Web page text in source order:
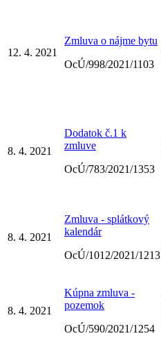
12. 4. 2021
Zmluva o nájme bytu
OcÚ/998/2021/1103
8. 4. 2021
Dodatok č.1 k
zmluve
OcÚ/783/2021/1353
8. 4. 2021
Zmluva - splátkový
kalendár
OcÚ/1012/2021/1213
8. 4. 2021
Kúpna zmluva -
pozemok
OcÚ/590/2021/1254